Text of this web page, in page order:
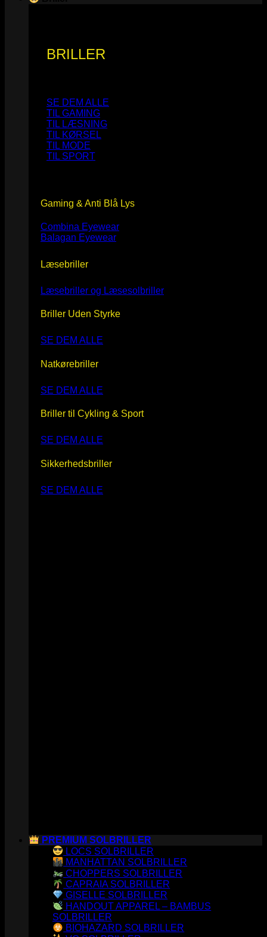
BRILLER
SE DEM ALLE
TIL GAMING
TIL LÆSNING
TIL KØRSEL
TIL MODE
TIL SPORT
Gaming & Anti Blå Lys
Combina Eyewear
Balagan Eyewear
Læsebriller
Læsebriller og Læsesolbriller
Briller Uden Styrke
SE DEM ALLE
Natkørebriller
SE DEM ALLE
Briller til Cykling & Sport
SE DEM ALLE
Sikkerhedsbriller
SE DEM ALLE
PREMIUM SOLBRILLER
LOCS SOLBRILLER
MANHATTAN SOLBRILLER
CHOPPERS SOLBRILLER
CAPRAIA SOLBRILLER
GISELLE SOLBRILLER
HANDOUT APPAREL – BAMBUS
SOLBRILLER
BIOHAZARD SOLBRILLER